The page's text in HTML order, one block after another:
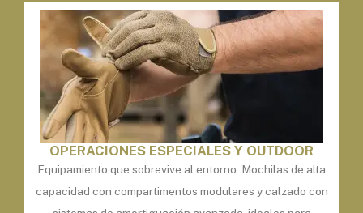
OPERACIONES ESPECIALES Y OUTDOOR
Equipamiento que sobrevive al entorno. Mochilas de alta
capacidad con compartimentos modulares y calzado con